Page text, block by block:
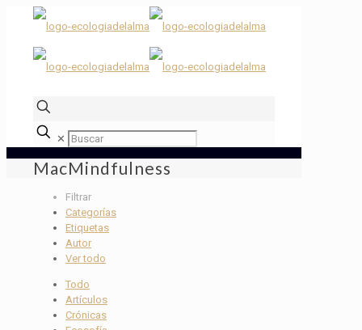
✕
MacMindfulness
Filtrar
Categorías
Etiquetas
Autor
Ver todo
Todo
Artículos
Crónicas